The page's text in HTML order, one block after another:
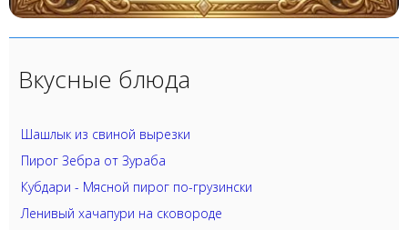
Вкусные блюда
Шашлык из свиной вырезки
Пирог Зебра от Зураба
Кубдари - Мясной пирог по-грузински
Ленивый хачапури на сковороде